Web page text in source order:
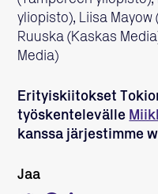
yliopisto), Liisa Mayow
Ruuska (Kaskas
Media)
Erityiskiitokset
työskentelevälle
kanssa järjestimme
Jaa